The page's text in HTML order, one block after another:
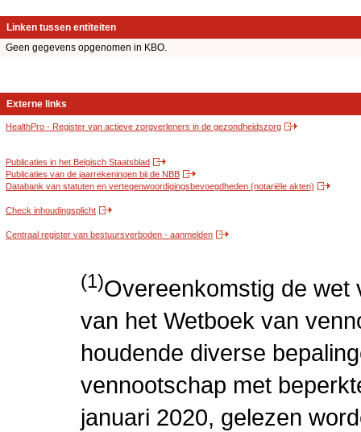
Linken tussen entiteiten
Geen gegevens opgenomen in KBO.
Externe links
HealthPro - Register van actieve zorgverleners in de gezondheidszorg
Publicaties in het Belgisch Staatsblad
Publicaties van de jaarrekeningen bij de NBB
Databank van statuten en vertegenwoordigingsbevoegdheden (notariële akten)
Check inhoudingsplicht
Centraal register van bestuursverboden - aanmelden
(1)Overeenkomstig de wet
van het Wetboek van
houdende diverse
vennootschap met
januari 2020, gelezen